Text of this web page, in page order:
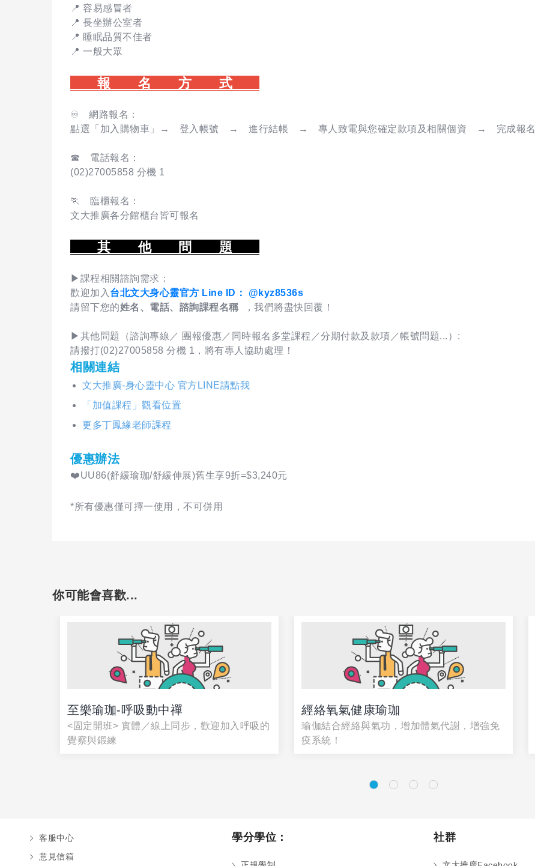
📍 容易感冒者
📍 長坐辦公室者
📍 睡眠品質不佳者
📍 一般大眾
報 名 方 式
♾️ 網路報名：
點選「加入購物車」→ 登入帳號 → 進行結帳 → 專人致電與您確定款項及相關個資 → 完成報名
☎ 電話報名：
(02)27005858 分機 1
🏃 臨櫃報名：
文大推廣各分館櫃台皆可報名
其 他 問 題
▶課程相關諮詢需求：
歡迎加入 台北文大身心靈官方 Line ID： @kyz8536s
請留下您的姓名、電話、諮詢課程名稱 ，我們將盡快回覆！
▶其他問題（諮詢專線／ 團報優惠／同時報名多堂課程／分期付款及款項／帳號問題...）:
請撥打(02)27005858 分機 1，將有專人協助處理！
相關連結
文大推廣-身心靈中心 官方LINE請點我
「加值課程」觀看位置
更多丁鳳緣老師課程
優惠辦法
❤️UU86(舒緩瑜珈/舒緩伸展)舊生享9折=$3,240元
*所有優惠僅可擇一使用，不可併用
你可能會喜歡...
至樂瑜珈-呼吸動中禪
<固定開班> 實體／線上同步，歡迎加入呼吸的
覺察與鍛練
經絡氧氣健康瑜珈
瑜伽結合經絡與氣功，增加體氣代謝，增強免
疫系統！
客服中心
意見信箱
學分學位： 社群